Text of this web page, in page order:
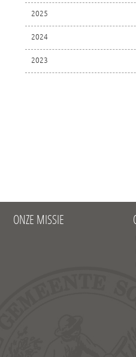
2025
2024
2023
ONZE MISSIE